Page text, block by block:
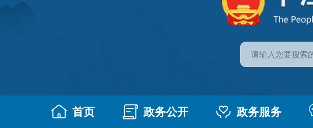
首页 政务公开 政务服务